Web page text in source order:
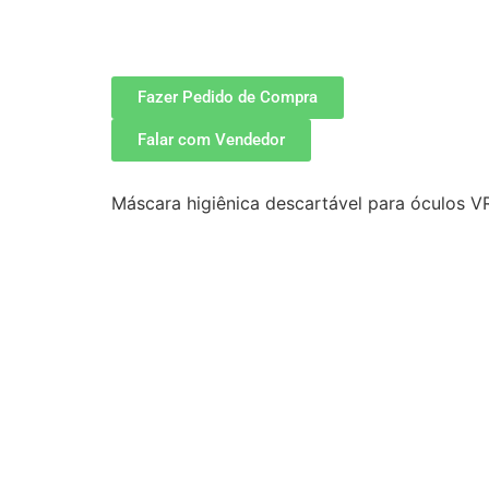
Fazer Pedido de Compra
Falar com Vendedor
Máscara higiênica descartável para óculos